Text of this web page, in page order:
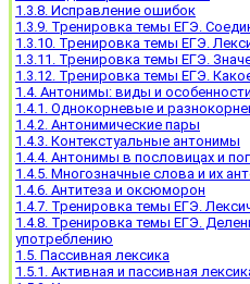
1.3.8. Исправление ошибок
1.3.9. Тренировка темы ЕГЭ.
1.3.10. Тренировка темы ЕГЭ.
1.3.11. Тренировка темы ЕГЭ.
1.3.12. Тренировка темы ЕГЭ.
1.4. Антонимы: виды и
1.4.1. Однокорневые и
1.4.2. Антонимические пары
1.4.3. Контекстуальные антонимы
1.4.4. Антонимы в пословицах и
1.4.5. Многозначные слова и их
1.4.6. Антитеза и оксюморон
1.4.7. Тренировка темы ЕГЭ.
1.4.8. Тренировка темы ЕГЭ.
употреблению
1.5. Пассивная лексика
1.5.1. Активная и пассивная